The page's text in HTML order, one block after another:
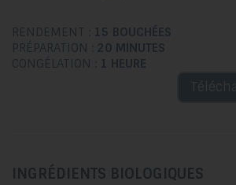
RENDEMENT : 15 BOUCHÉES
PRÉPARATION : 20 MINUTES
CONGÉLATION : 1 HEURE
INGRÉDIENTS BIOLOGIQUES